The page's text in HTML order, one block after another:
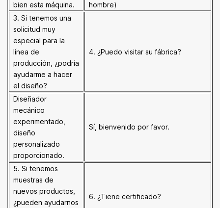
bien esta máquina.
hombre)
3. Si tenemos una
solicitud muy
especial para la
línea de
producción, ¿podría
ayudarme a hacer
el diseño?
4. ¿Puedo visitar su fábrica?
Diseñador
mecánico
experimentado,
diseño
personalizado
proporcionado.
Sí, bienvenido por favor.
5. Si tenemos
muestras de
nuevos productos,
¿pueden ayudarnos
6. ¿Tiene certificado?